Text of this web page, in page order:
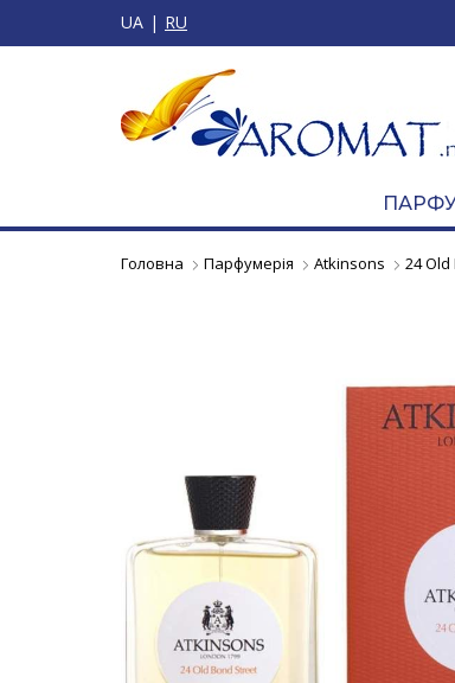
UA RU
Головна Парфумерія Atkinsons 24